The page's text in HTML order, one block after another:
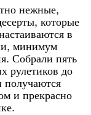
нежные,
которые
в
минимум
Собрали пять
рулетиков до
получаются
и прекрасно